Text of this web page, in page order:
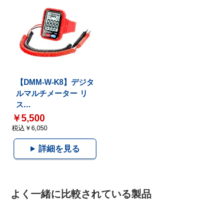
【DMM-W-K8】デジタ
ルマルチメーター リ
ス...
￥5,500
税込￥6,050
詳細を見る
よく一緒に比較されている製品